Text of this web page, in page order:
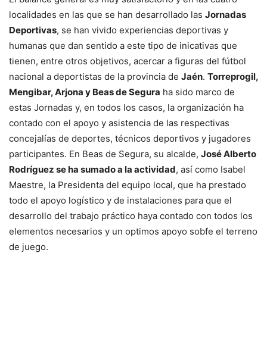
localidades en las que se han desarrollado las Jornadas
Deportivas, se han vivido experiencias deportivas y
humanas que dan sentido a este tipo de inicativas que
tienen, entre otros objetivos, acercar a figuras del fútbol
nacional a deportistas de la provincia de Jaén. Torreprogil,
Mengibar, Arjona y Beas de Segura ha sido marco de
estas Jornadas y, en todos los casos, la organización ha
contado con el apoyo y asistencia de las respectivas
concejalías de deportes, técnicos deportivos y jugadores
participantes. En Beas de Segura, su alcalde, José Alberto
Rodríguez se ha sumado a la actividad, así como Isabel
Maestre, la Presidenta del equipo local, que ha prestado
todo el apoyo logístico y de instalaciones para que el
desarrollo del trabajo práctico haya contado con todos los
elementos necesarios y un optimos apoyo sobfe el terreno
de juego.